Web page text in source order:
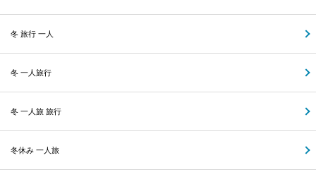
冬 旅行 一人
冬 一人旅行
冬 一人旅 旅行
冬休み 一人旅